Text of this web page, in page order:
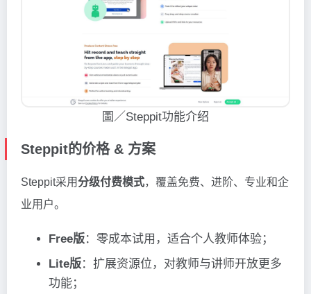
圖／Steppit功能介绍
Steppit的价格 & 方案
Steppit采用分级付费模式，覆盖免费、进阶、专业和企
业用户。
Free版：零成本试用，适合个人教师体验；
Lite版：扩展资源位，对教师与讲师开放更多
功能；